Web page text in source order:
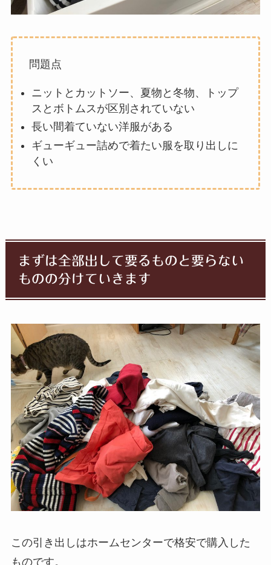
問題点
ニットとカットソー、夏物と冬物、トップ
スとボトムスが区別されていない
長い間着ていない洋服がある
ギューギュー詰めで着たい服を取り出しに
くい
まずは全部出して要るものと要らない
ものの分けていきます
この引き出しはホームセンターで格安で購入した
ものです。